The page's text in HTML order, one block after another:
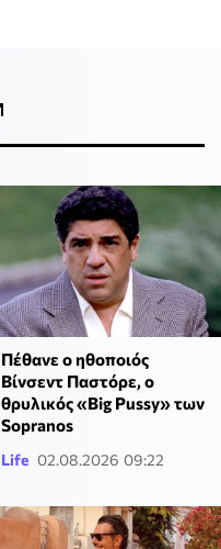
Πέθανε ο ηθοποιός
Βίνσεντ Παστόρε, o
θρυλικός «Big Pussy» των
Sopranos
Life 02.08.2026 09:22